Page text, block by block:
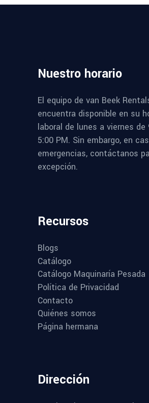
Nuestro horario
El equipo de van Beek
encuentra disponible en su
laboral de lunes a viernes de
5:00 PM. Sin embargo, en
emergencias, contáctanos
excepción.
Recursos
Blogs
Catálogo
Catálogo Maquinaría Pesada
Política de Privacidad
Contacto
Quiénes somos
Página hermana
Dirección